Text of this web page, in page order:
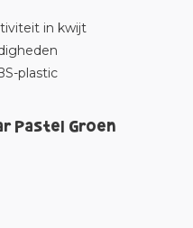
in kwijt
plastic
Pastel Groen